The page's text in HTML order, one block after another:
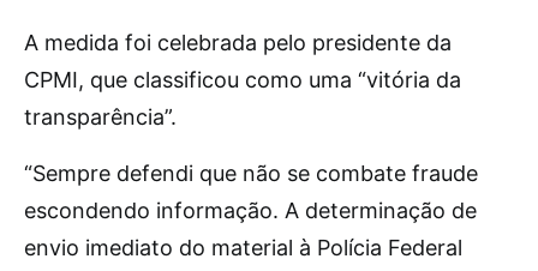
A medida foi celebrada pelo presidente da
CPMI, que classificou como uma “vitória da
transparência”.
“Sempre defendi que não se combate fraude
escondendo informação. A determinação de
envio imediato do material à Polícia Federal